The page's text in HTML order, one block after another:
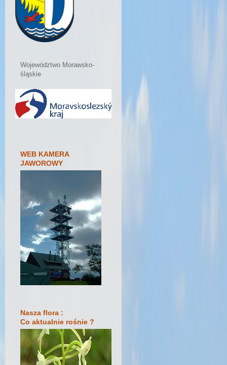
Województwo Morawsko-
śląskie
WEB KAMERA
JAWOROWY
Nasza flora :
Co aktualnie rośnie ?